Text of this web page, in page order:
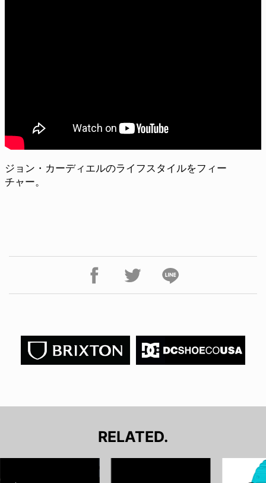
ジョン・カーディエルのライフスタイルをフィー
チャー。
RELATED.